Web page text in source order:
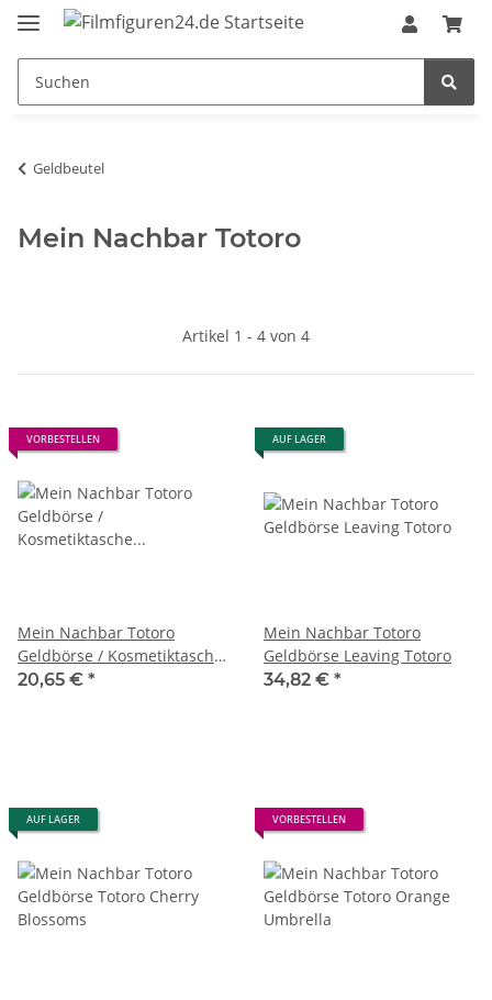
Geldbeutel
Mein Nachbar Totoro
Artikel 1 - 4 von 4
VORBESTELLEN
Mein Nachbar Totoro
Geldbörse / Kosmetiktasche
Totoro Autumn Green
20,65 € *
AUF LAGER
Mein Nachbar Totoro
Geldbörse Leaving Totoro
34,82 € *
AUF LAGER VORBESTELLEN